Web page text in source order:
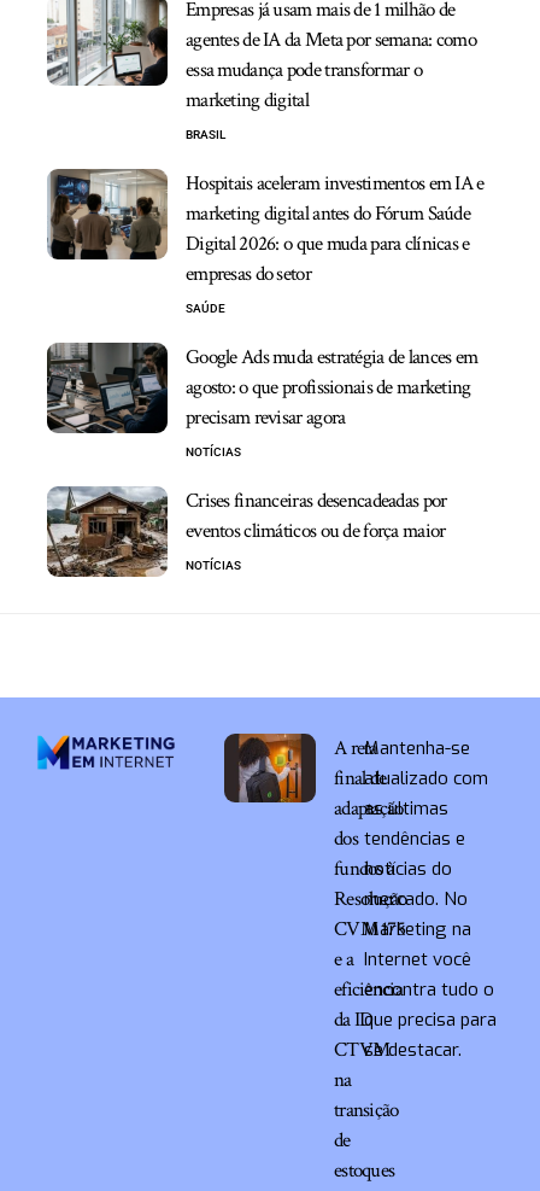
Empresas já usam mais de 1 milhão de
agentes de IA da Meta por semana: como
essa mudança pode transformar o
marketing digital
BRASIL
Hospitais aceleram investimentos em IA e
marketing digital antes do Fórum Saúde
Digital 2026: o que muda para clínicas e
empresas do setor
SAÚDE
Google Ads muda estratégia de lances em
agosto: o que profissionais de marketing
precisam revisar agora
NOTÍCIAS
Crises financeiras desencadeadas por
eventos climáticos ou de força maior
NOTÍCIAS
A reta
final de
adaptação
dos
fundos à
Resolução
CVM 175
e a
eficiência
da ID
CTVM
na
transição
de
estoques
Mantenha-se
atualizado com
as últimas
tendências e
notícias do
mercado. No
Marketing na
Internet você
encontra tudo o
que precisa para
se destacar.